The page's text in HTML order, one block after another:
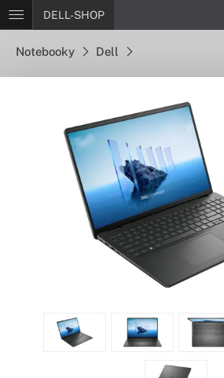
DELL-SHOP
Notebooky Dell